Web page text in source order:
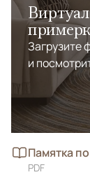
Загрузите
и
Памятка
PDF